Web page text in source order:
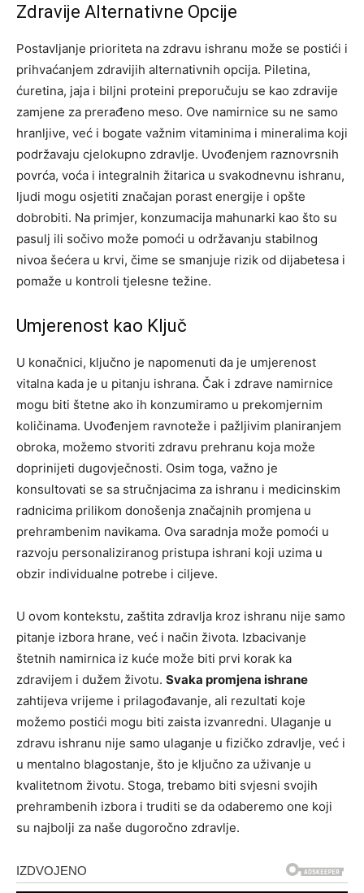
Zdravije Alternativne Opcije
Postavljanje prioriteta na zdravu ishranu može se postići i
prihvaćanjem zdravijih alternativnih opcija. Piletina,
ćuretina, jaja i biljni proteini preporučuju se kao zdravije
zamjene za prerađeno meso. Ove namirnice su ne samo
hranljive, već i bogate važnim vitaminima i mineralima koji
podržavaju cjelokupno zdravlje. Uvođenjem raznovrsnih
povrća, voća i integralnih žitarica u svakodnevnu ishranu,
ljudi mogu osjetiti značajan porast energije i opšte
dobrobiti. Na primjer, konzumacija mahunarki kao što su
pasulj ili sočivo može pomoći u održavanju stabilnog
nivoa šećera u krvi, čime se smanjuje rizik od dijabetesa i
pomaže u kontroli tjelesne težine.
Umjerenost kao Ključ
U konačnici, ključno je napomenuti da je umjerenost
vitalna kada je u pitanju ishrana. Čak i zdrave namirnice
mogu biti štetne ako ih konzumiramo u prekomjernim
količinama. Uvođenjem ravnoteže i pažljivim planiranjem
obroka, možemo stvoriti zdravu prehranu koja može
doprinijeti dugovječnosti. Osim toga, važno je
konsultovati se sa stručnjacima za ishranu i medicinskim
radnicima prilikom donošenja značajnih promjena u
prehrambenim navikama. Ova saradnja može pomoći u
razvoju personaliziranog pristupa ishrani koji uzima u
obzir individualne potrebe i ciljeve.
U ovom kontekstu, zaštita zdravlja kroz ishranu nije samo
pitanje izbora hrane, već i način života. Izbacivanje
štetnih namirnica iz kuće može biti prvi korak ka
zdravijem i dužem životu. Svaka promjena ishrane
zahtijeva vrijeme i prilagođavanje, ali rezultati koje
možemo postići mogu biti zaista izvanredni. Ulaganje u
zdravu ishranu nije samo ulaganje u fizičko zdravlje, već i
u mentalno blagostanje, što je ključno za uživanje u
kvalitetnom životu. Stoga, trebamo biti svjesni svojih
prehrambenih izbora i truditi se da odaberemo one koji
su najbolji za naše dugoročno zdravlje.